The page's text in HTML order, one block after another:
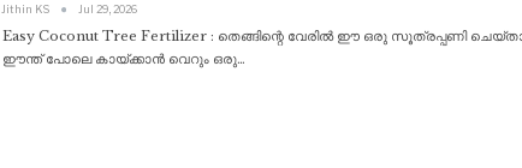
Jithin KS Jul 29, 2026
Easy Coconut Tree Fertilizer : തെങ്ങിന്റെ വേരിൽ ഈ ഒരു സൂത്രപ്പണി
ഈന്ത് പോലെ കായ്ക്കാൻ വെറും ഒരു…